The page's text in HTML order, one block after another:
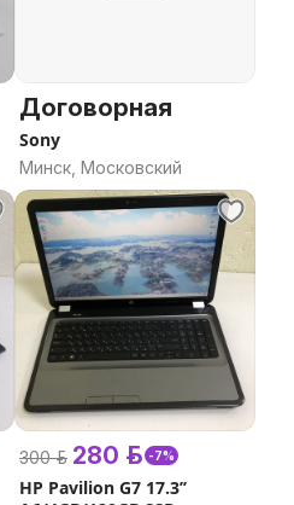
Договорная
Sony
Минск, Московский
300 р. 280 р. -7%
HP Pavilion G7 17.3’’